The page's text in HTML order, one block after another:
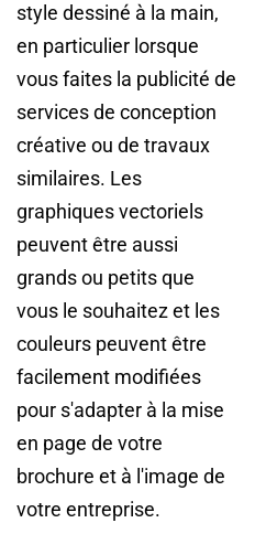
style dessiné à la main,
en particulier lorsque
vous faites la publicité de
services de conception
créative ou de travaux
similaires. Les
graphiques vectoriels
peuvent être aussi
grands ou petits que
vous le souhaitez et les
couleurs peuvent être
facilement modifiées
pour s'adapter à la mise
en page de votre
brochure et à l'image de
votre entreprise.